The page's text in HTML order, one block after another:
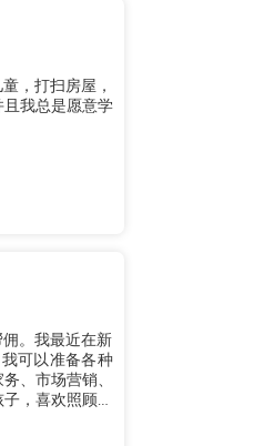
，打扫房屋，
我总是愿意学
。我最近在新
可以准备各种
、市场营销、
，喜欢照顾儿